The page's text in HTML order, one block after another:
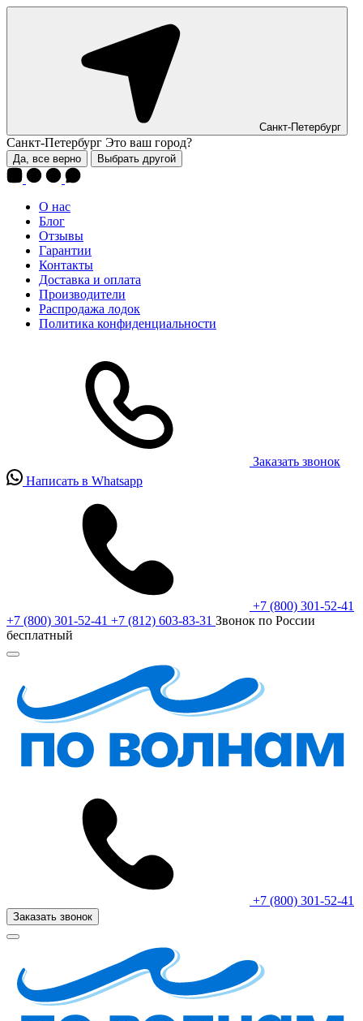
Санкт-Петербург
Санкт-Петербург Это ваш город?
Да, все верно Выбрать другой
О нас
Блог
Отзывы
Гарантии
Контакты
Доставка и оплата
Производители
Распродажа лодок
Политика конфиденциальности
Заказать звонок
Написать в Whatsapp
+7 (800) 301-52-41
+7 (800) 301-52-41 +7 (812) 603-83-31 Звонок по России
бесплатный
+7 (800) 301-52-41
Заказать звонок